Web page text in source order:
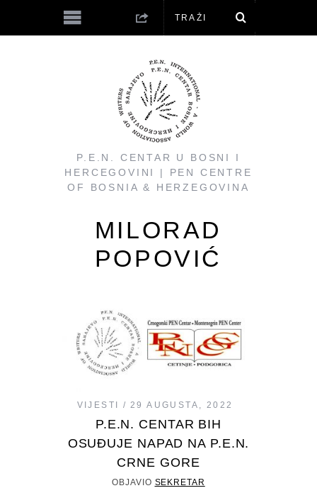
P.E.N. CENTAR U BOSNI I
HERCEGOVINI | PEN CENTRE
OF BOSNIA & HERZEGOVINA
MILORAD
POPOVIĆ
VIJESTI 29 AUGUSTA, 2022
P.E.N. CENTAR BIH
OSUĐUJE NAPAD NA P.E.N.
CRNE GORE
OBJAVIO SEKRETAR